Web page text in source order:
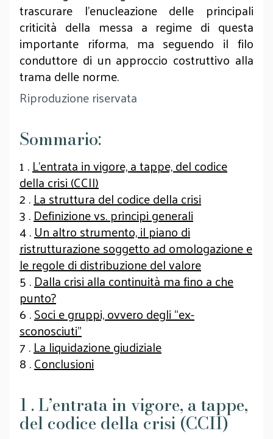
trascurare l'enucleazione delle principali
criticità della messa a regime di questa
importante riforma, ma seguendo il filo
conduttore di un approccio costruttivo alla
trama delle norme.
Riproduzione riservata
Sommario:
1 .L’entrata in vigore, a tappe, del codice
della crisi (CCII)
2 .La struttura del codice della crisi
3 .Definizione vs. principi generali
4 .Un altro strumento, il piano di
ristrutturazione soggetto ad omologazione e
le regole di distribuzione del valore
5 .Dalla crisi alla continuità ma fino a che
punto?
6 .Soci e gruppi, ovvero degli “ex-
sconosciuti”
7 .La liquidazione giudiziale
8 .Conclusioni
1 . L’entrata in vigore, a tappe,
del codice della crisi (CCII)